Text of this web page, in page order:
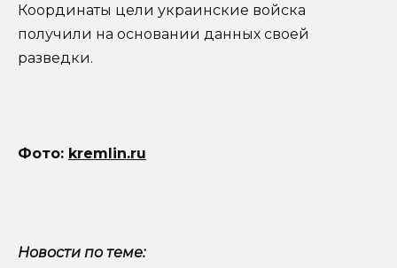
Координаты цели украинские войска
получили на основании данных своей
разведки.
Фото: kremlin.ru
Новости по теме: